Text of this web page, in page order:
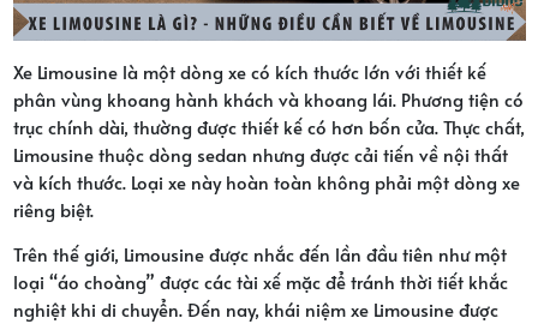
Xe Limousine là một dòng xe có kích thước lớn với thiết kế
phân vùng khoang hành khách và khoang lái. Phương tiện có
trục chính dài, thường được thiết kế có hơn bốn cửa. Thực chất,
Limousine thuộc dòng sedan nhưng được cải tiến về nội thất
và kích thước. Loại xe này hoàn toàn không phải một dòng xe
riêng biệt.
Trên thế giới, Limousine được nhắc đến lần đầu tiên như một
loại “áo choàng” được các tài xế mặc để tránh thời tiết khắc
nghiệt khi di chuyển. Đến nay, khái niệm xe Limousine được